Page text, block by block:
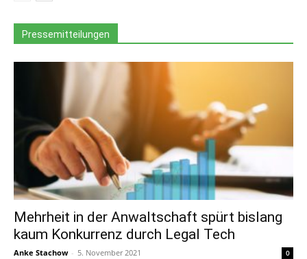
Pressemitteilungen
Mehrheit in der Anwaltschaft spürt bislang
kaum Konkurrenz durch Legal Tech
Anke Stachow - 5. November 2021 0